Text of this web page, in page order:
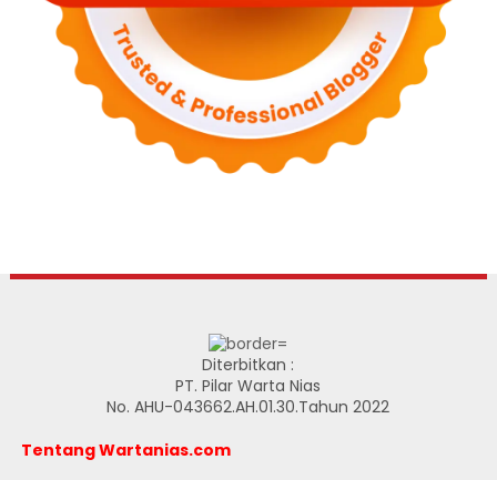
Diterbitkan :
PT. Pilar Warta Nias
No. AHU-043662.AH.01.30.Tahun 2022
Tentang Wartanias.com